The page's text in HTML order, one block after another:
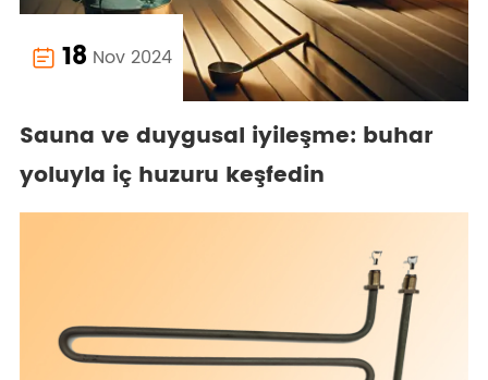
 18 Nov 2024
Sauna ve duygusal iyileşme: buhar
yoluyla iç huzuru keşfedin